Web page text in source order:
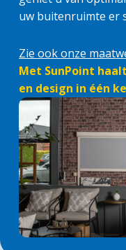
uw buitenruimte er
Zie ook onze
Met SunPoint
en design in één